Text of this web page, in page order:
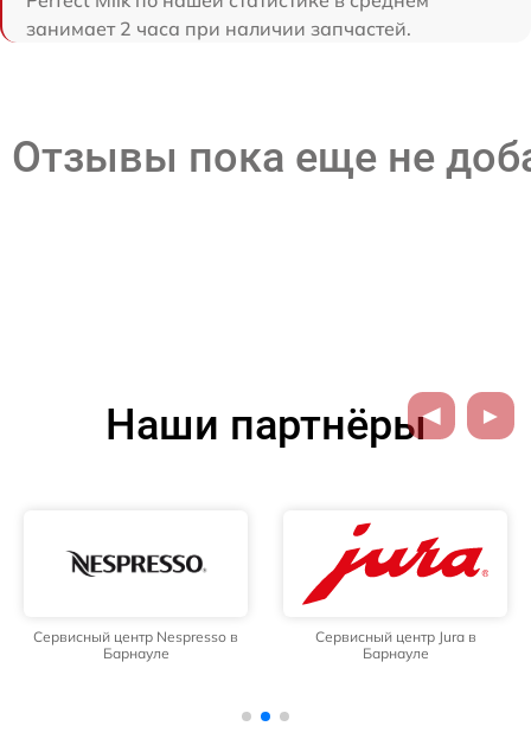
занимает 2 часа при наличии запчастей.
Отзывы пока еще не
Наши партнёры
Сервисный центр Nespresso в
Барнауле
Сервисный центр Jura в
Барнауле